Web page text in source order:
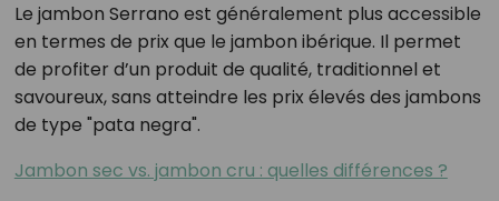
Le jambon Serrano est généralement plus accessible
en termes de prix que le jambon ibérique. Il permet
de profiter d’un produit de qualité, traditionnel et
savoureux, sans atteindre les prix élevés des jambons
de type "pata negra".
Jambon sec vs. jambon cru : quelles différences ?